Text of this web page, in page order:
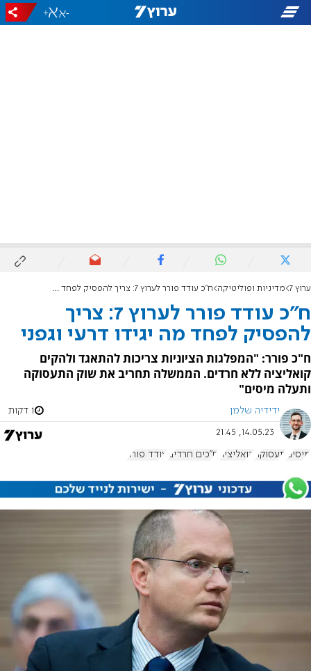
-
+
ערוץ 7 מדיניות ופוליטיקה ח"כ עודד פורר לערוץ 7: צריך להפסיק לפחד מה יגידו דרעי וגפני
ח"כ עודד פורר לערוץ 7: צריך
להפסיק לפחד מה יגידו דרעי וגפני
ח"כ פורר: "המפלגות הציוניות צריכות להתאגד ולהקים
קואליציה ללא חרדים. הממשלה תחריב את שוק התעסוקה
ותעלה מיסים"
ידידיה שלמן 1 דקות
14.05.23, 21:45
מיסים תעסוקה קואליציה ח"כים חרדים עודד פורר